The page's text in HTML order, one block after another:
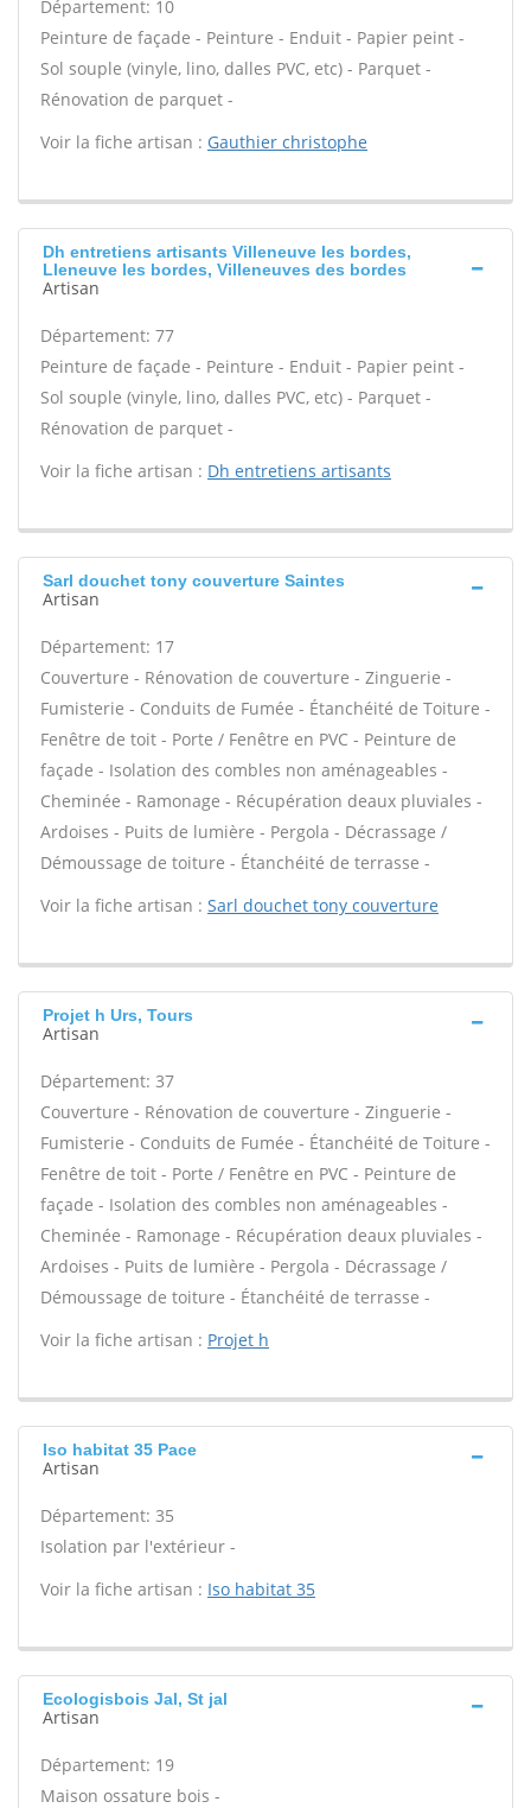
Département: 10
Peinture de façade - Peinture - Enduit - Papier peint -
Sol souple (vinyle, lino, dalles PVC, etc) - Parquet -
Rénovation de parquet -
Voir la fiche artisan : Gauthier christophe
Dh entretiens artisants Villeneuve les bordes,
Lleneuve les bordes, Villeneuves des bordes
Artisan
Département: 77
Peinture de façade - Peinture - Enduit - Papier peint -
Sol souple (vinyle, lino, dalles PVC, etc) - Parquet -
Rénovation de parquet -
Voir la fiche artisan : Dh entretiens artisants
Sarl douchet tony couverture Saintes
Artisan
Département: 17
Couverture - Rénovation de couverture - Zinguerie -
Fumisterie - Conduits de Fumée - Étanchéité de Toiture -
Fenêtre de toit - Porte / Fenêtre en PVC - Peinture de
façade - Isolation des combles non aménageables -
Cheminée - Ramonage - Récupération deaux pluviales -
Ardoises - Puits de lumière - Pergola - Décrassage /
Démoussage de toiture - Étanchéité de terrasse -
Voir la fiche artisan : Sarl douchet tony couverture
Projet h Urs, Tours
Artisan
Département: 37
Couverture - Rénovation de couverture - Zinguerie -
Fumisterie - Conduits de Fumée - Étanchéité de Toiture -
Fenêtre de toit - Porte / Fenêtre en PVC - Peinture de
façade - Isolation des combles non aménageables -
Cheminée - Ramonage - Récupération deaux pluviales -
Ardoises - Puits de lumière - Pergola - Décrassage /
Démoussage de toiture - Étanchéité de terrasse -
Voir la fiche artisan : Projet h
Iso habitat 35 Pace
Artisan
Département: 35
Isolation par l'extérieur -
Voir la fiche artisan : Iso habitat 35
Ecologisbois Jal, St jal
Artisan
Département: 19
Maison ossature bois -